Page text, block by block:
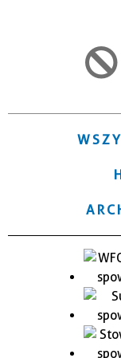
Trwające w zakresie